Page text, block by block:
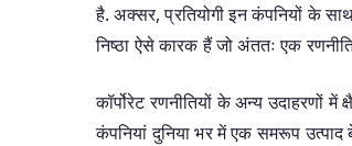
है. अक्सर, प्रतियोगी इन कंपनियों के
निष्ठा ऐसे कारक हैं जो अंततः एक
कॉर्पोरेट रणनीतियों के अन्य उदाहरणों
कंपनियां दुनिया भर में एक समरूप उत्पाद